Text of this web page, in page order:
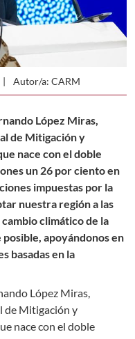
Autor/a: CARM
López Miras,
de Mitigación y
nace con el doble
un 26 por ciento en
impuestas por la
nuestra región a las
climático de la
apoyándonos en
basadas en la
López Miras,
de Mitigación y
nace con el doble